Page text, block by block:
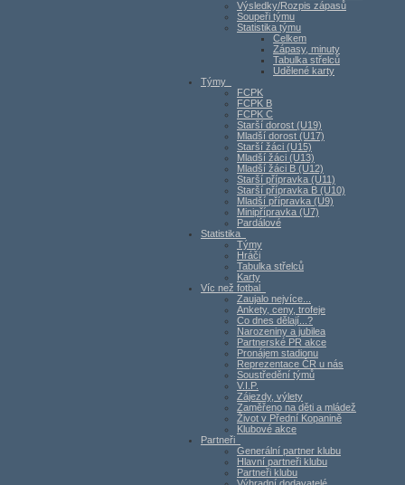
Výsledky/Rozpis zápasů
Soupeři týmu
Statistika týmu
Celkem
Zápasy, minuty
Tabulka střelců
Udělené karty
Týmy
FCPK
FCPK B
FCPK C
Starší dorost (U19)
Mladší dorost (U17)
Starší žáci (U15)
Mladší žáci (U13)
Mladší žáci B (U12)
Starší přípravka (U11)
Starší přípravka B (U10)
Mladší přípravka (U9)
Minipřípravka (U7)
Pardálové
Statistika
Týmy
Hráči
Tabulka střelců
Karty
Víc než fotbal
Zaujalo nejvíce...
Ankety, ceny, trofeje
Co dnes dělají...?
Narozeniny a jubilea
Partnerské PR akce
Pronájem stadionu
Reprezentace ČR u nás
Soustředění týmů
V.I.P.
Zájezdy, výlety
Zaměřeno na děti a mládež
Život v Přední Kopanině
Klubové akce
Partneři
Generální partner klubu
Hlavní partneři klubu
Partneři klubu